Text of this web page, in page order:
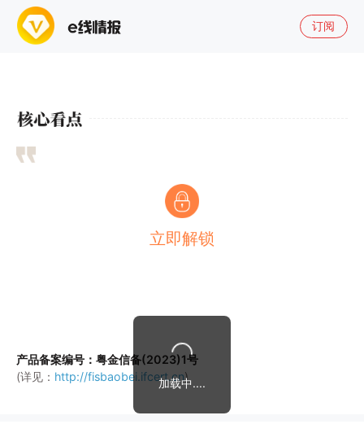
订阅
立即解锁
产品备案编号：粤金信备(2023)1号
(详见： http://fisbaobei.ifcert.cn)
加载中....